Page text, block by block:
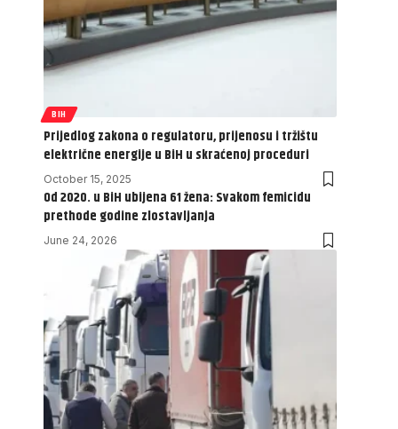
BIH
Prijedlog zakona o regulatoru, prijenosu i tržištu
električne energije u BiH u skraćenoj proceduri
October 15, 2025
Od 2020. u BiH ubijena 61 žena: Svakom femicidu
prethode godine zlostavljanja
June 24, 2026